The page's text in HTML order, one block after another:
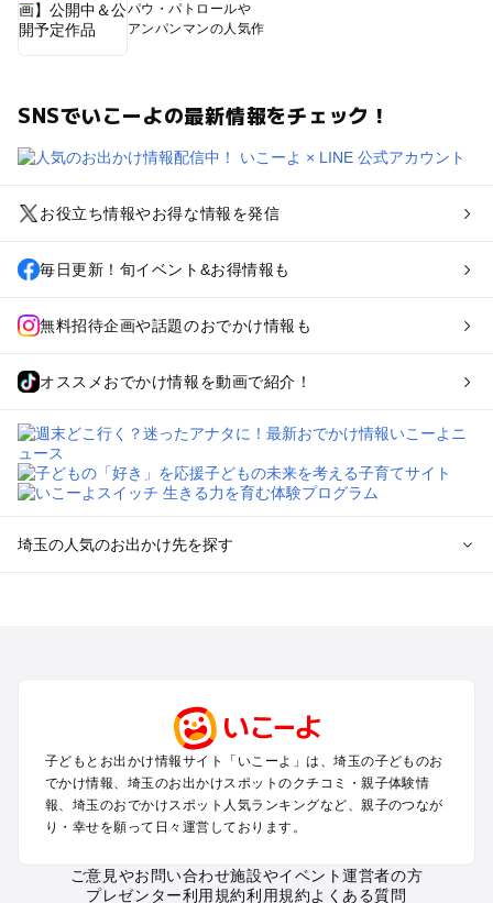
パウ・パトロールや
アンパンマンの人気作
SNSでいこーよの最新情報をチェック！
お役立ち情報やお得な情報を発信
毎日更新！旬イベント&お得情報も
無料招待企画や話題のおでかけ情報も
オススメおでかけ情報を動画で紹介！
埼玉の人気のお出かけ先を探す
秩父・長瀞のプールお出かけ
川口・戸田・和光・朝霞のプールお出かけ
飯能・坂戸・東松山・日高のプールお出かけ
久喜・行田・加須・羽生のプールお出かけ
熊谷・太田・足利・古河のプールお出かけ
子どもとお出かけ情報サイト「いこーよ」は、埼玉の子どものお
でかけ情報、埼玉のお出かけスポットのクチコミ・親子体験情
報、埼玉のおでかけスポット人気ランキングなど、親子のつなが
り・幸せを願って日々運営しております。
ご意見やお問い合わせ施設やイベント運営者の方
プレゼンター利用規約利用規約よくある質問